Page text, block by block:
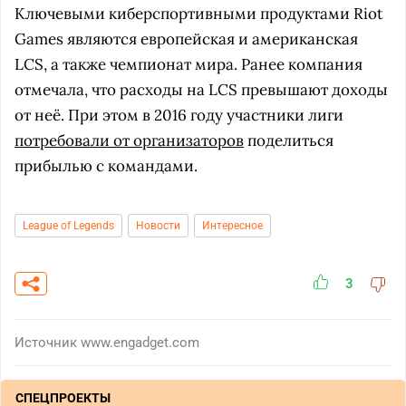
Ключевыми киберспортивными продуктами Riot
Games являются европейская и американская
LCS, а также чемпионат мира. Ранее компания
отмечала, что расходы на LCS превышают доходы
от неё. При этом в 2016 году участники лиги
потребовали от организаторовподелиться
прибылью с командами.
League of Legends Новости Интересное
3
Источник www.engadget.com
СПЕЦПРОЕКТЫ